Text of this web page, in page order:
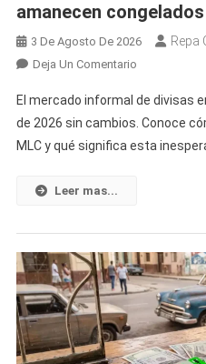
amanecen congelados
3 De Agosto De 2026 Repa
Deja Un ComentarioEn
Asustadora
Hoy
En
Cubano!
Ninguna
Divisa
Se
Mueve:
Los
Precios
El mercado informal de divisas
de 2026 sin cambios. Conoce
MLC y qué significa esta
Leer mas...